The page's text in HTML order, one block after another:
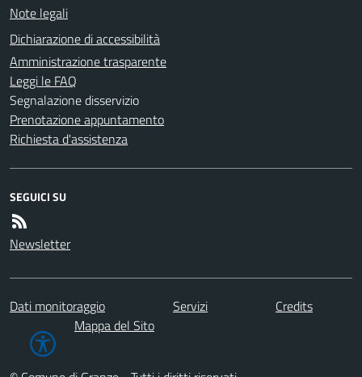
Note legali
Dichiarazione di accessibilità
Amministrazione trasparente
Leggi le FAQ
Segnalazione disservizio
Prenotazione appuntamento
Richiesta d'assistenza
SEGUICI SU
Newsletter
Dati monitoraggio Servizi
Credits
Mappa del Sito